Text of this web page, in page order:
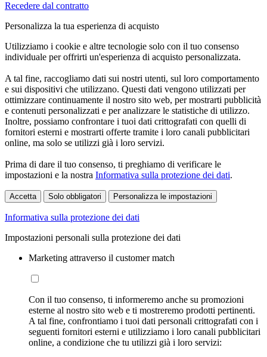
Recedere dal contratto
Personalizza la tua esperienza di acquisto
Utilizziamo i cookie e altre tecnologie solo con il tuo consenso
individuale per offrirti un'esperienza di acquisto personalizzata.
A tal fine, raccogliamo dati sui nostri utenti, sul loro comportamento
e sui dispositivi che utilizzano. Questi dati vengono utilizzati per
ottimizzare continuamente il nostro sito web, per mostrarti pubblicità
e contenuti personalizzati e per analizzare le statistiche di utilizzo.
Inoltre, possiamo confrontare i tuoi dati crittografati con quelli di
fornitori esterni e mostrarti offerte tramite i loro canali pubblicitari
online, ma solo se utilizzi già i loro servizi.
Prima di dare il tuo consenso, ti preghiamo di verificare le
impostazioni e la nostra Informativa sulla protezione dei dati.
Accetta Solo obbligatori Personalizza le impostazioni
Informativa sulla protezione dei dati
Impostazioni personali sulla protezione dei dati
Marketing attraverso il customer match
Con il tuo consenso, ti informeremo anche su promozioni
esterne al nostro sito web e ti mostreremo prodotti pertinenti.
A tal fine, confrontiamo i tuoi dati personali crittografati con i
seguenti fornitori esterni e utilizziamo i loro canali pubblicitari
online, a condizione che tu utilizzi già i loro servizi: